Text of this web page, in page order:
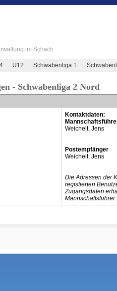
im Schach
U12 Schwabenliga 1
- Schwabenliga 2 Nord
Kontaktdaten:
Weichelt, Jens
Postempfänger
Weichelt, Jens
Die Adressen der
registierten
Zugangsdaten
Mannschaftsführer.